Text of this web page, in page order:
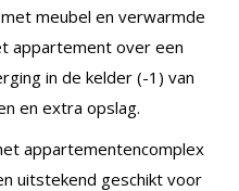
meubel en verwarmde
appartement over een
in de kelder (-1) van
en extra opslag.
appartementencomplex
uitstekend geschikt voor